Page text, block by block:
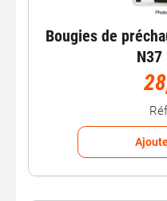
Bougies de
N37